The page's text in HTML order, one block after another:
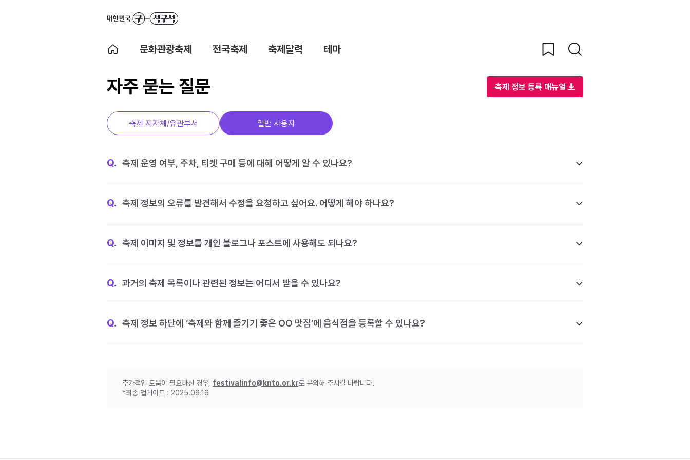
문화관광축제 전국축제 축제달력 테마
자주 묻는 질문 축제 정보 등록 매뉴얼
축제 지자체/유관부서 일반 사용자
Q. 축제 운영 여부, 주차, 티켓 구매 등에 대해 어떻게 알 수 있나요?
Q. 축제 정보의 오류를 발견해서 수정을 요청하고 싶어요. 어떻게 해야 하나요?
Q. 축제 이미지 및 정보를 개인 블로그나 포스트에 사용해도 되나요?
Q. 과거의 축제 목록이나 관련된 정보는 어디서 받을 수 있나요?
Q. 축제 정보 하단에 ‘축제와 함께 즐기기 좋은 OO 맛집’에 음식점을 등록할 수 있나요?
추가적인 도움이 필요하신 경우, festivalinfo@knto.or.kr로 문의해 주시길 바랍니다.
*최종 업데이트 : 2025.09.16